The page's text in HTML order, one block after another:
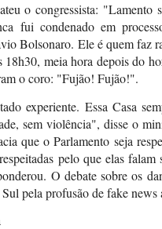
o congressista: "Lamento
fui condenado em
Bolsonaro. Ele é quem faz
18h30, meia hora depois do
o coro: "Fujão! Fujão!".
experiente. Essa Casa
sem violência", disse o
que o Parlamento seja
pelo que elas
O debate sobre os
pela profusão de fake news